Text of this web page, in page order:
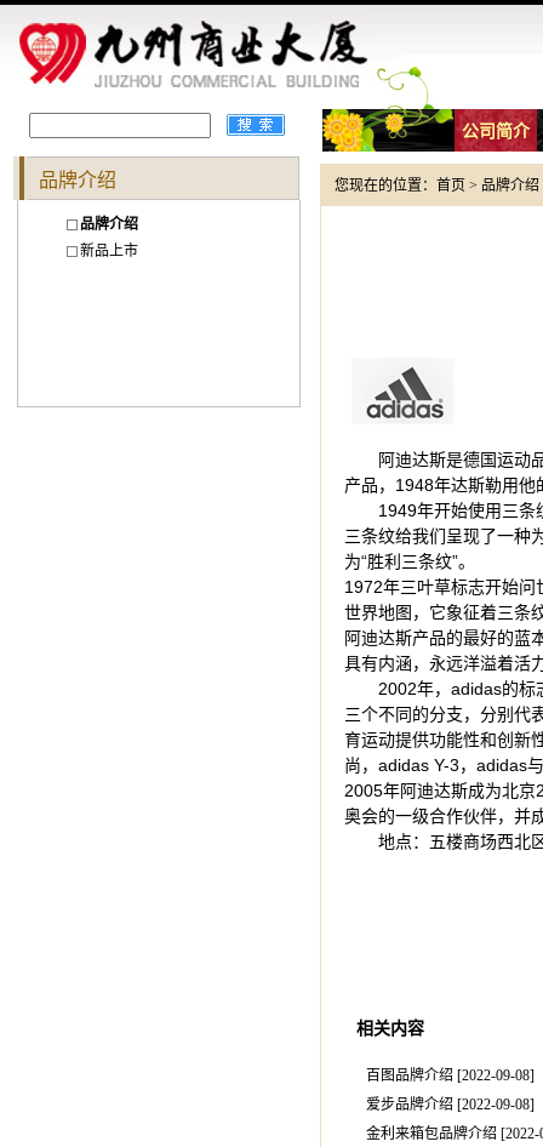
公司简介
品牌介绍
品牌介绍
新品上市
您现在的位置： 首页 > 品牌介绍
阿迪达斯是德国运动
产品，1948年达斯勒用
1949年开始使用三条
三条纹给我们呈现了一种
为“胜利三条纹”。
1972年三叶草标志开始
世界地图，它象征着三条
阿迪达斯产品的最好的蓝
具有内涵，永远洋溢着活
2002年，adidas的标
三个不同的分支，分别代
育运动提供功能性和创新
尚，adidas Y-3，adidas
2005年阿迪达斯成为北
奥会的一级合作伙伴，并
地点：五楼商场西北
相关内容
百图品牌介绍 [2022-09-08]
爱步品牌介绍 [2022-09-08]
金利来箱包品牌介绍 [2022-